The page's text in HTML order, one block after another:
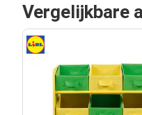
Vergelijkbare